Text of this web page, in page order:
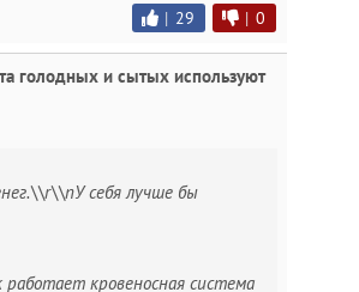
| 29 | 0
голодных и сытых используют
себя лучше бы
работает кровеносная система